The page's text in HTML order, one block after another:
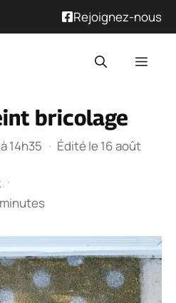
Rejoignez-nous
bricolage
14h35 · Édité le 16 août
·